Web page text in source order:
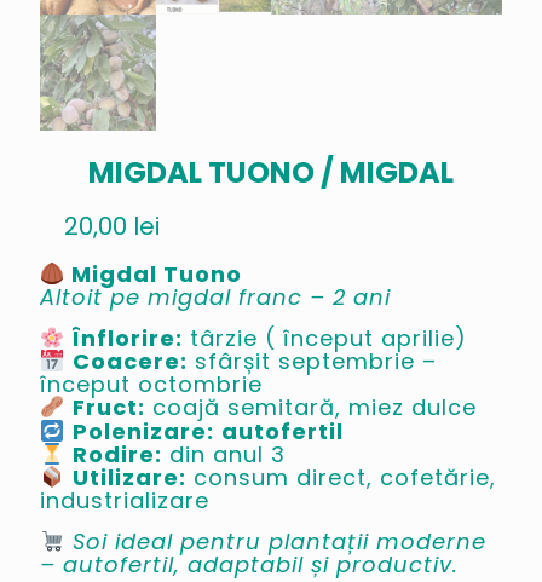
MIGDAL TUONO / MIGDAL
20,00 lei
Migdal Tuono
Altoit pe migdal franc – 2 ani
Înflorire: târzie ( început aprilie)
Coacere: sfârșit septembrie –
început octombrie
Fruct: coajă semitară, miez dulce
Polenizare: autofertil
Rodire: din anul 3
Utilizare: consum direct, cofetărie,
industrializare
Soi ideal pentru plantații moderne
– autofertil, adaptabil și productiv.